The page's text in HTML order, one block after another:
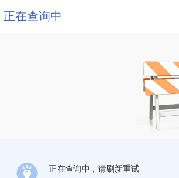
正在查询中
正在查询中，请刷新重试